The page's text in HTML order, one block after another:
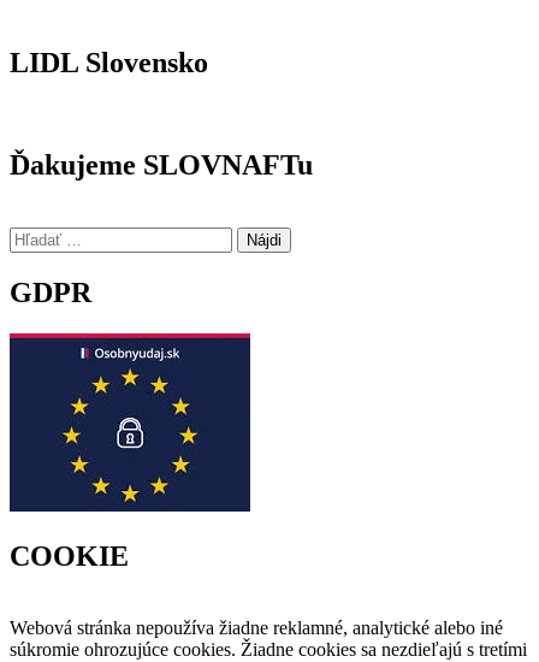
LIDL Slovensko
Ďakujeme SLOVNAFTu
Hľadať:
GDPR
COOKIE
Webová stránka nepoužíva žiadne reklamné, analytické alebo iné
súkromie ohrozujúce cookies. Žiadne cookies sa nezdieľajú s tretími